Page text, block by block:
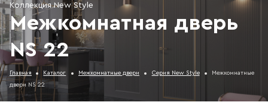
Коллекция New Style
Межкомнатная дверь
NS 22
Главная Каталог Межкомнатные двери Серия New Style
Межкомнатные
двери NS 22